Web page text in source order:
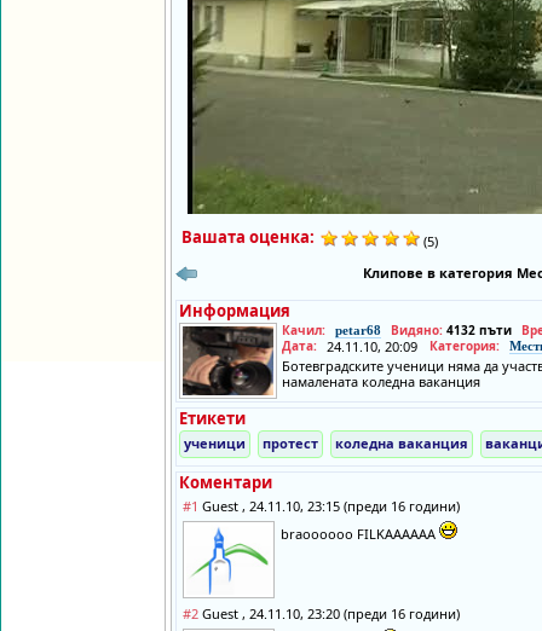
Вашата оценка:
(5)
Клипове в категория
Информация
Качил: petar68 Видяно: 4132 пъти
Дата: 24.11.10, 20:09 Категория:
Ботевградските ученици няма да
намалената коледна ваканция
Етикети
ученици протест коледна ваканция
Коментари
#1 Guest , 24.11.10, 23:15 (преди 16 години)
braoooooo FILKAAAAAA
#2 Guest , 24.11.10, 23:20 (преди 16 години)